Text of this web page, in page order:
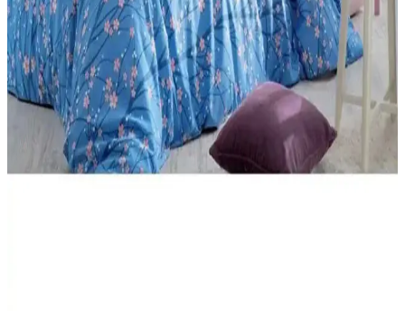
Geliştiren Eğitici Malzeme
Geniş renk ve parça seçeneğiyle çocukların yaratıcılığını artıran
güvenli ve dayanıklı 208 parçalık boyama seti, eğlence ve eğitimi bir
arada sunar.
Ender Home CottonVerse ve Safir Tiny Tavşan
Kulaklı Çocuk Bornozlarının Karşılaştırması
İki popüler çocuk bornozunu detaylı şekilde karşılaştırıyoruz.